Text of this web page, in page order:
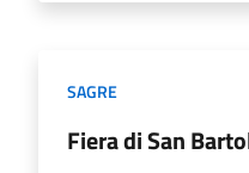
SAGRE
Fiera di San